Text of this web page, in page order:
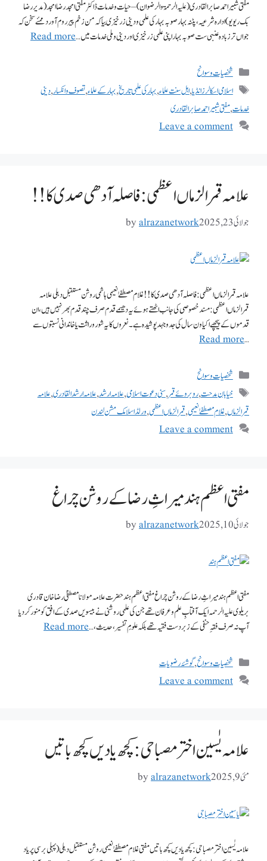
مفتی شبیر احمد صابر القادری (علیہ الرحمۃ والرضوان) – حیات و خدمات ڈاکٹر مفتی امجد رضا امجد(مدیر رضا
بک ریویو)ادارہ شرعیہ، پٹنہ بہار صوبہ بہار کی علمی و دینی زرخیزی بیاکہ من زخم پیر روم آوردممئے سخن کہ
جواں تر زبادہ عنبی ست صوبہ بہار اپنی علمی زرخیزی اور دینی و ملی خدمات میں …Read more
شخصیات وسوانح
اسلامی اسکالرز انڈیا,اہل سنت علماء,بہار کی علمی تاریخ,بہار کے علماء,تصوف و انکسار,دینی
خدمات,مفتی شبیر احمد صابر القادری
Leave a comment
علامہ قمرالزماں اعظمی : فا صلہ آدھی صدی کا !!
جولائی 23, 2025 byalrazanetwork
علامہ قمرالزماں اعظمی : فا صلہ آدھی صدی کا !! غلام مصطفےٰ نعیمی ہاشمی روشن مستقبل دہلی علامہ
قمرالزماں اعظمی : مسند خصوصی کی جانب اٹھتے ہوئے یہ دھیمے قدم صرف چند قدم بھر نہیں ہیں، ان
قدموں کے پیچھے اکیاون سال کی جد وجہد پوشیدہ ہے۔نعروں کا یہ شور وراثت یا خاندانی نسبتوں سے
…
Read more
شخصیات وسوانح
خیابان مدحت,روبروئے قمر,سنی دعوت اسلامی,علامہ ارشد,علامہ ارشدالقادری,علامہ
قمرالزماں,غلام مصطفےٰ نعیمی,قمرالزماں اعظمی,ورلڈ اسلامک مشن لندن
Leave a comment
مفتی اعظم ہند میراثِ رضا کے روشن چراغ
جولائی 10, 2025 byalrazanetwork
مفتی اعظم ہند میراثِ رضا کے روشن چراغ مفتی اعظم ہند حضرت علامہ مولانا مصطفیٰ رضا خان قادری
بریلوی علیہ الرحمہ ایک آفتابِ علم و عرفان تھے جن کی علمی روشنی نے بیسویں صدی کے افق کو منور کر دیا
آپ نہ صرف فقہِ حنفی کے زبردست فقیہ تھے بلکہ علومِ تفسیر ، حدیث ، …Read more
شخصیات وسوانح,گوشۂ رضویات
Leave a comment
علامہ یٰسین اختر مصباحی: کچھ یادیں کچھ باتیں
مئی 9, 2025 byalrazanetwork
علامہ یٰسین اختر مصباحی: کچھ یادیں کچھ باتیں مفتی غلام مصطفےٰ نعیمی روشن مستقبل دہلی (پہلی برسی پر یاد